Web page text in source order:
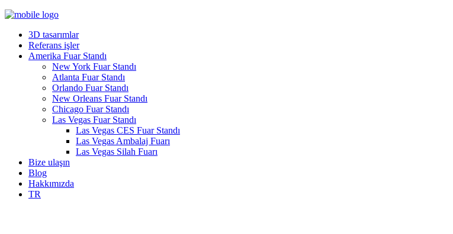
3D tasarımlar
Referans işler
Amerika Fuar Standı
New York Fuar Standı
Atlanta Fuar Standı
Orlando Fuar Standı
New Orleans Fuar Standı
Chicago Fuar Standı
Las Vegas Fuar Standı
Las Vegas CES Fuar Standı
Las Vegas Ambalaj Fuarı
Las Vegas Silah Fuarı
Bize ulaşın
Blog
Hakkımızda
TR